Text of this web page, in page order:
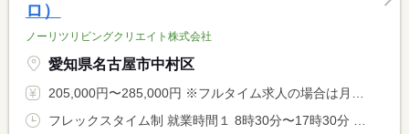
ロ）
ノーリツリビングクリエイト株式会社
愛知県名古屋市中村区
205,000円〜285,000円 ※フルタイム求人の場合は月額（換算額）、パート求人の場合は時間額を表示しています。